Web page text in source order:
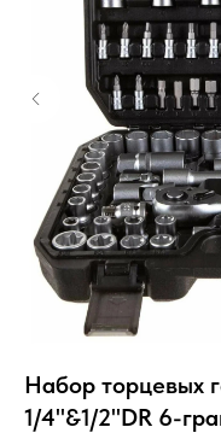
Набор торцевых
1/4"&1/2"DR 6-